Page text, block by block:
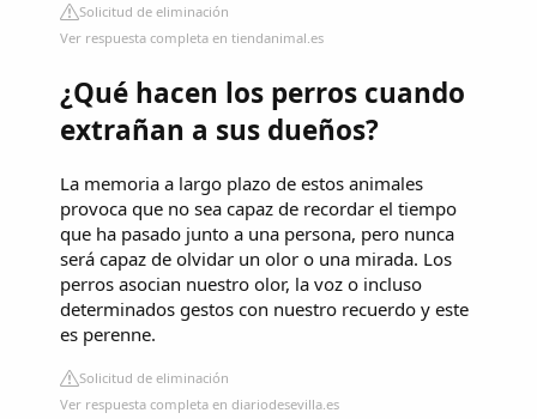
Solicitud de eliminación
Ver respuesta completa en tiendanimal.es
¿Qué hacen los perros cuando
extrañan a sus dueños?
La memoria a largo plazo de estos animales
provoca que no sea capaz de recordar el tiempo
que ha pasado junto a una persona, pero nunca
será capaz de olvidar un olor o una mirada. Los
perros asocian nuestro olor, la voz o incluso
determinados gestos con nuestro recuerdo y este
es perenne.
Solicitud de eliminación
Ver respuesta completa en diariodesevilla.es